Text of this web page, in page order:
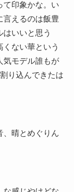
て印象かな。い
言えるのは飯豊
いいと思う
ない華という
気モデル誰もが
り込んできたは
、晴とめぐりん